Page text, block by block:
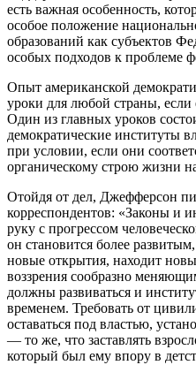
есть важная особенность,
особое положение
образований как субъектов
особых подходов к проблеме
Опыт американской
уроки для любой страны, если
Один из главных уроков
демократические институты
при условии, если они
органическому строю жизни
Отойдя от дел, Джефферсон
корреспондентов: «Законы и
руку с прогрессом
он становится более
новые открытия, находит
воззрения сообразно
должны развиваться и
временем. Требовать от
оставаться под властью,
— то же, что заставлять
который был ему впору в